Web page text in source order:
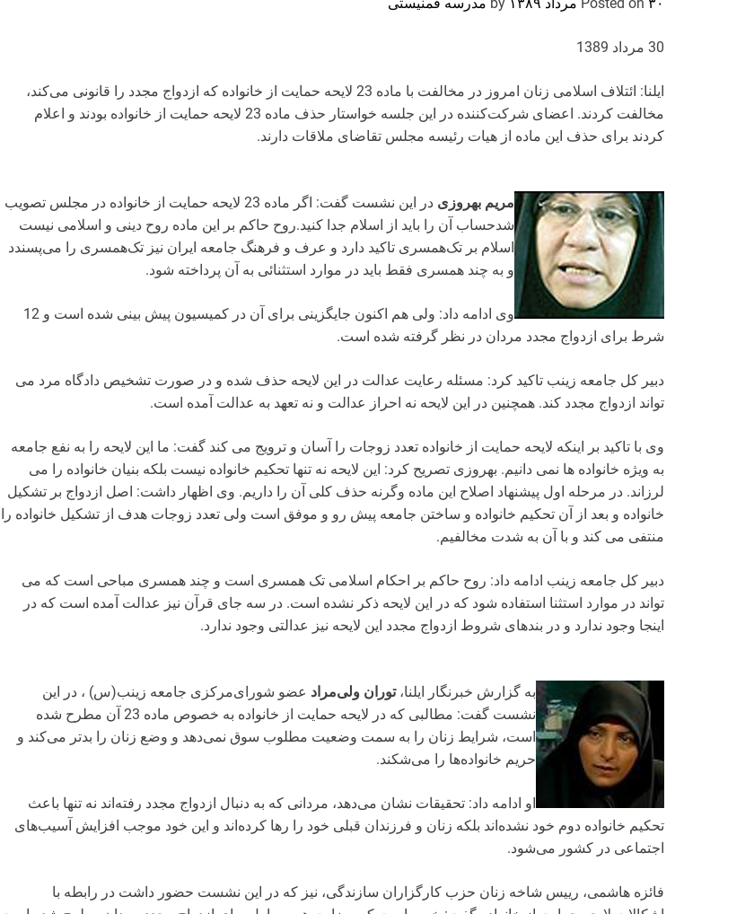
30 مرداد 1389
ایلنا: ائتلاف اسلامی زنان امروز در مخالفت با ماده 23 لایحه حمایت از خانواده که ازدواج مجدد را قانونی می‌کند،
مخالفت کردند. اعضای شرکت‌کننده در این جلسه خواستار حذف ماده 23 لایحه حمایت از خانواده بودند و اعلام
کردند برای حذف این ماده از هیات رئیسه مجلس تقاضای ملاقات دارند.
مریم بهروزی
در این نشست گفت: اگر ماده 23 لایحه حمایت از خانواده در مجلس تصویب
شد‏‌حساب آن را باید از اسلام جدا کنید‏‌.روح حاکم بر این ماده روح دینی و اسلامی نیست
اسلام بر تک‌همسری تاکید دارد و عرف و فرهنگ جامعه ایران نیز تک‌همسری را می‌پسندد
و به چند همسری فقط باید در موارد استثنائی به آن پرداخته شود.
وی ادامه داد: ولی هم اکنون جایگزینی برای آن در کمیسیون پیش بینی شده است و 12
شرط برای ازدواج مجدد مردان در نظر گرفته شده است.
دبیر کل جامعه زینب تاکید کرد: مسئله رعایت عدالت در این لایحه حذف شده و در صورت تشخیص دادگاه مرد می
تواند ازدواج مجدد کند. همچنین در این لایحه نه احراز عدالت و نه تعهد به عدالت آمده است.
وی با تاکید بر اینکه لایحه حمایت از خانواده تعدد زوجات را آسان و ترویج می کند گفت: ما این لایحه را به نفع جامعه
به ویژه خانواده ها نمی دانیم. بهروزی تصریح کرد: این لایحه نه تنها تحکیم خانواده نیست بلکه بنیان خانواده را می
لرزاند. در مرحله اول پیشنهاد اصلاح این ماده وگرنه حذف کلی آن را داریم. وی اظهار داشت: اصل ازدواج بر تشکیل
خانواده و بعد از آن تحکیم خانواده و ساختن جامعه پیش رو و موفق است ولی تعدد زوجات هدف از تشکیل خانواده را
منتفی می کند و با آن به شدت مخالفیم.
دبیر کل جامعه زینب ادامه داد: روح حاکم بر احکام اسلامی تک همسری است و چند همسری مباحی است که می
تواند در موارد استثنا استفاده شود که در این لایحه ذکر نشده است. در سه جای قرآن نیز عدالت آمده است که در
اینجا وجود ندارد و در بندهای شروط ازدواج مجدد این لایحه نیز عدالتی وجود ندارد.
به گزارش خبرنگار ایلنا،توران ولی‌مراد عضو شورای‌مرکزی جامعه زینب(س) ، در این
نشست گفت: مطالبی که در لایحه حمایت از خانواده به خصوص ماده 23 آن مطرح شده
است، شرایط زنان را به سمت وضعیت مطلوب سوق نمی‌دهد و وضع زنان را بدتر می‌کند و
حریم خانواده‌ها را می‌شکند.
او ادامه داد: تحقیقات نشان می‌دهد، مردانی که به دنبال ازدواج مجدد رفته‌اند نه تنها باعث
تحکیم خانواده دوم خود نشده‌اند بلکه زنان و فرزندان قبلی خود را رها کرده‌اند و این خود موجب افزایش آسیب‌های
اجتماعی در کشور می‌شود.
فائزه هاشمی، رییس شاخه زنان حزب کارگزاران سازندگی، نیز که در این نشست حضور داشت در رابطه با